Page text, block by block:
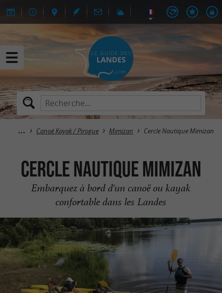
Canoë Kayak / Pirogue Mimizan Cercle Nautique Mimizan
Cercle Nautique Mimizan
Embarquez à bord d'un canoë ou kayak
confortable dans les Landes